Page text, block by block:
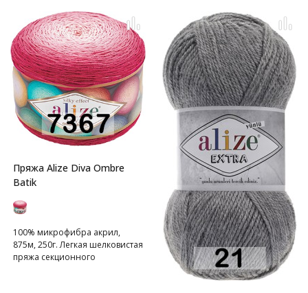
Пряжа Alize Diva Ombre
Batik
100% микрофибра акрил,
875м, 250г. Легкая шелковистая
пряжа секционного